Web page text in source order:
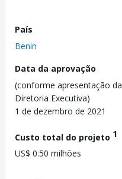
País
Benin
Data da aprovação
(conforme apresentação da
Diretoria Executiva)
1 de dezembro de 2021
Custo total do projeto 1
US$ 0.50 milhões